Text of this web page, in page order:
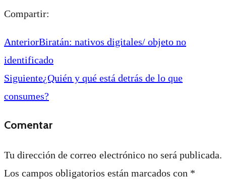
Compartir:
AnteriorBiratán: nativos digitales/ objeto no
identificado
Siguiente¿Quién y qué está detrás de lo que
consumes?
Comentar
Tu dirección de correo electrónico no será publicada.
Los campos obligatorios están marcados con *